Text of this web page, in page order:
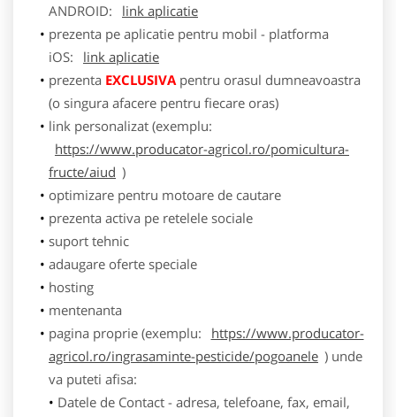
ANDROID:
link aplicatie
prezenta pe aplicatie pentru mobil - platforma
iOS:
link aplicatie
prezenta EXCLUSIVApentru orasul dumneavoastra
(o singura afacere pentru fiecare oras)
link personalizat (exemplu:
https://www.producator-agricol.ro/pomicultura-
fructe/aiud )
optimizare pentru motoare de cautare
prezenta activa pe retelele sociale
suport tehnic
adaugare oferte speciale
hosting
mentenanta
pagina proprie (exemplu:
https://www.producator-
agricol.ro/ingrasaminte-pesticide/pogoanele ) unde
va puteti afisa:
Datele de Contact - adresa, telefoane, fax, email,